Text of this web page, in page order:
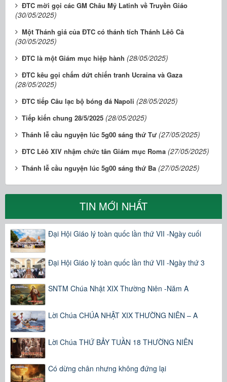
ĐTC mời gọi các GM Châu Mỹ Latinh về Truyền Giáo
(30/05/2025)
Một Thánh giá của ĐTC có thánh tích Thánh Lêô Cả
(30/05/2025)
ĐTC là một Giám mục hiệp hành (28/05/2025)
ĐTC kêu gọi chấm dứt chiến tranh Ucraina và Gaza
(28/05/2025)
ĐTC tiếp Câu lạc bộ bóng đá Napoli (28/05/2025)
Tiếp kiến chung 28/5/2025 (28/05/2025)
Thánh lễ cầu nguyện lúc 5g00 sáng thứ Tư (27/05/2025)
ĐTC Lêô XIV nhậm chức tân Giám mục Roma (27/05/2025)
Thánh lễ cầu nguyện lúc 5g00 sáng thứ Ba (27/05/2025)
TIN MỚI NHẤT
Đại Hội Giáo lý toàn quốc lần thứ VII -Ngày cuối
Đại Hội Giáo lý toàn quốc lần thứ VII -Ngày thứ 3
SNTM Chúa Nhật XIX Thường Niên -Năm A
Lời Chúa CHÚA NHẬT XIX THƯỜNG NIÊN – A
Lời Chúa THỨ BẢY TUẦN 18 THƯỜNG NIÊN
Có dừng chân nhưng không đứng lại